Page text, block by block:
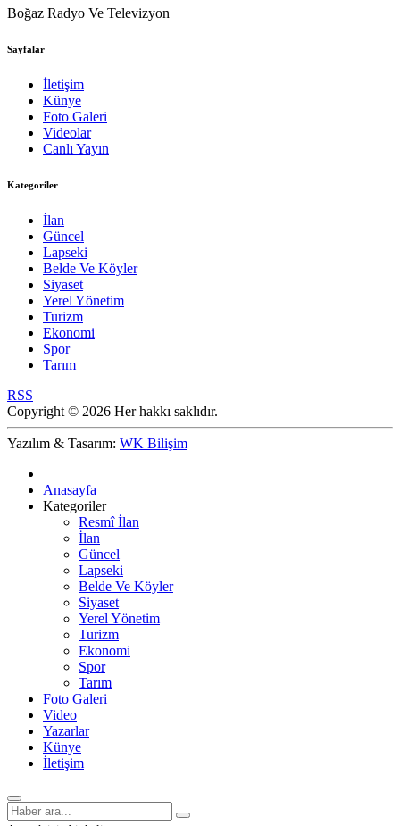
Boğaz Radyo Ve Televizyon
Sayfalar
İletişim
Künye
Foto Galeri
Videolar
Canlı Yayın
Kategoriler
İlan
Güncel
Lapseki
Belde Ve Köyler
Siyaset
Yerel Yönetim
Turizm
Ekonomi
Spor
Tarım
RSS
Copyright © 2026 Her hakkı saklıdır.
Yazılım & Tasarım: WK Bilişim
Anasayfa
Kategoriler
Resmî İlan
İlan
Güncel
Lapseki
Belde Ve Köyler
Siyaset
Yerel Yönetim
Turizm
Ekonomi
Spor
Tarım
Foto Galeri
Video
Yazarlar
Künye
İletişim